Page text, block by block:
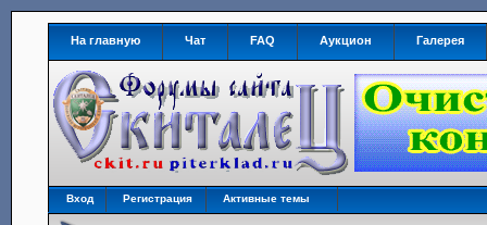
На главную Чат FAQ Аукцион Галерея
Вход Регистрация Активные темы